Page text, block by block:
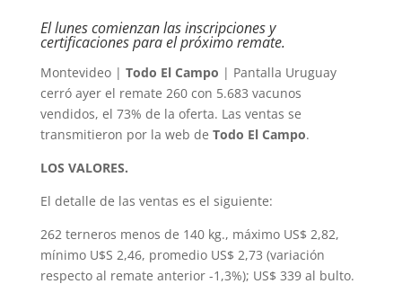
El lunes comienzan las inscripciones y
certificaciones para el próximo remate.
Montevideo | Todo El Campo | Pantalla Uruguay
cerró ayer el remate 260 con 5.683 vacunos
vendidos, el 73% de la oferta. Las ventas se
transmitieron por la web de Todo El Campo.
LOS VALORES.
El detalle de las ventas es el siguiente:
262 terneros menos de 140 kg., máximo US$ 2,82,
mínimo U$S 2,46, promedio US$ 2,73 (variación
respecto al remate anterior -1,3%); US$ 339 al bulto.